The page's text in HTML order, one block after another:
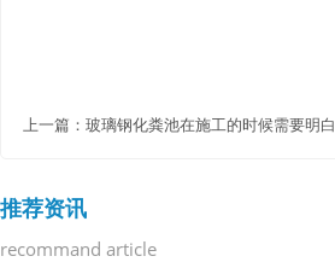
上一篇： 玻璃钢化粪池在施工的时候需要明
推荐资讯
recommand article